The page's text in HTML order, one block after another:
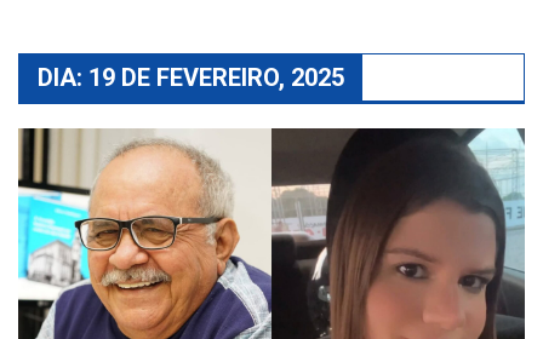
DIA: 19 DE FEVEREIRO, 2025